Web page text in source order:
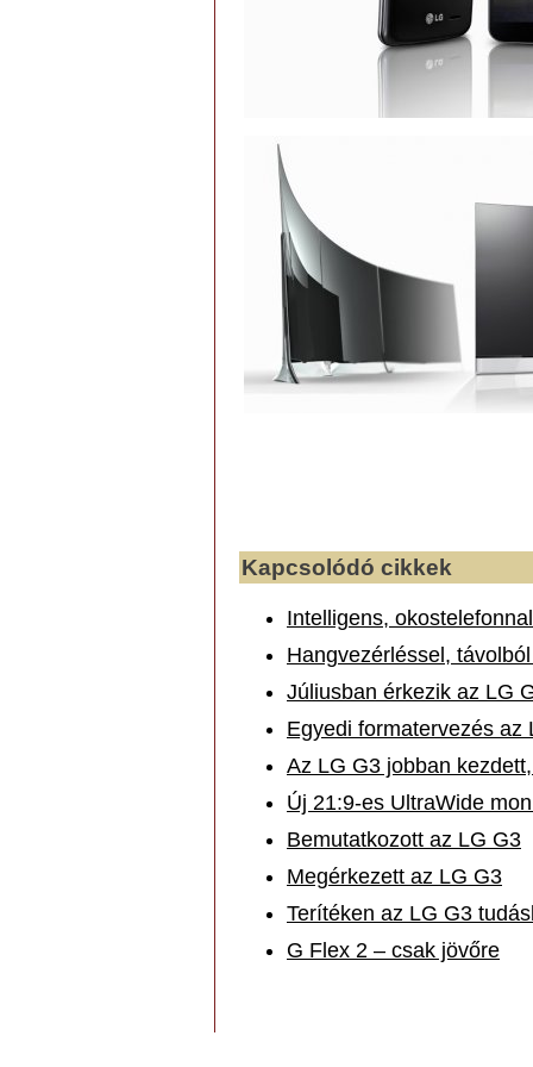
Kapcsolódó cikkek
Intelligens,
Hangvezérléssel,
Júliusban érkezik az LG
Egyedi formatervezés az
Az LG G3 jobban
Új 21:9-es UltraWide
Bemutatkozott az LG G3
Megérkezett az LG G3
Terítéken az LG G3
G Flex 2 – csak jövőre